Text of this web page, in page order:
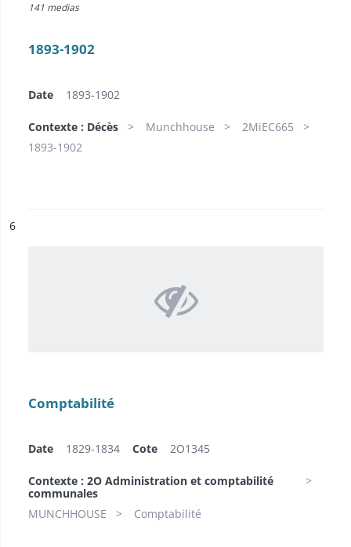
141 medias
1893-1902
Date 1893-1902
Contexte : Décès Munchhouse
2MiEC665
1893-1902
n°
6
Comptabilité
Date 1829-1834 Cote 2O1345
Contexte : 2O Administration et comptabilité
communales
MUNCHHOUSE
Comptabilité